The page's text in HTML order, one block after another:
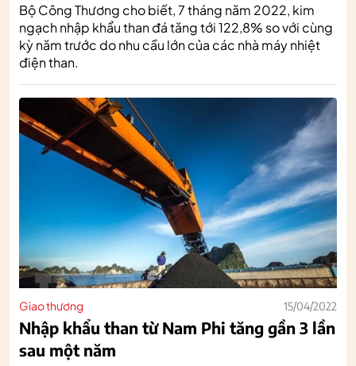
Bộ Công Thương cho biết, 7 tháng năm 2022, kim
ngạch nhập khẩu than đá tăng tới 122,8% so với cùng
kỳ năm trước do nhu cầu lớn của các nhà máy nhiệt
điện than.
Giao thương 15/04/2022
Nhập khẩu than từ Nam Phi tăng gần 3 lần
sau một năm